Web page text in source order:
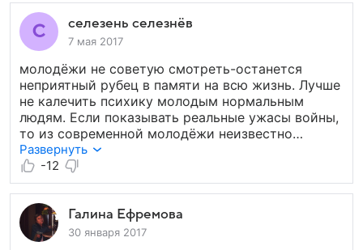
селезень селезнёв
7 мая 2017
молодёжи не советую смотреть-останется
неприятный рубец в памяти на всю жизнь. Лучше
не калечить психику молодым нормальным
людям. Если показывать реальные ужасы войны,
то из современной молодёжи неизвестно
что вырастит. Очень сложно писать
о действительной смерти. Чтобы напечатать
рецензию нужно 300 символов-это каким же
словоблудием нужно обладать, чтобы выразить
своё мнение. Слова без смысла- пустые слова.
Развернуть
-12
Галина Ефремова
30 января 2017